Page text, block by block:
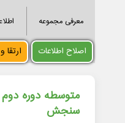
معرفی مجموعه
اصلاح اطلاعات
متوسطه دوره دوم
سنجش